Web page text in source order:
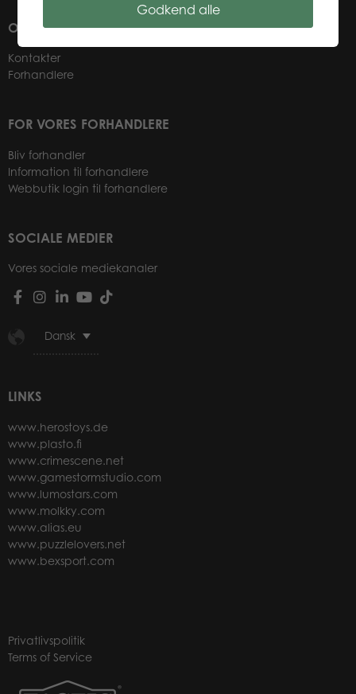
OM OS
Kontakter
Forhandlere
FOR VORES FORHANDLERE
Bliv forhandler
Information til forhandlere
Webbutik login til forhandlere
SOCIALE MEDIER
Vores sociale mediekanaler
Dansk
LINKS
www.herostoys.de
www.plasto.fi
www.crimescene.net
www.gamestormstudio.com
www.lumostars.com
www.molkky.com
www.alias.eu
www.puzzlelovers.net
www.bexsport.com
Privatlivspolitik
Terms of Service
Godkend alle